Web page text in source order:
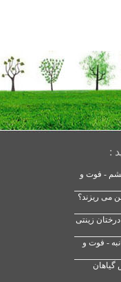
:
- فوت و
می ریزند؟
زینتی
- فوت و